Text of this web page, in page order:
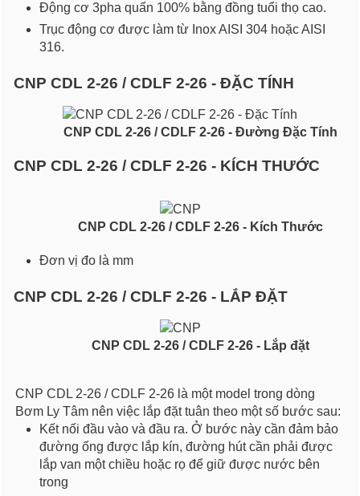
Động cơ 3pha quấn 100% bằng đồng tuổi thọ cao.
Trục động cơ được làm từ Inox AISI 304 hoặc AISI
316.
CNP CDL 2-26 / CDLF 2-26 - ĐẶC TÍNH
CNP CDL 2-26 / CDLF 2-26 - Đường Đặc Tính
CNP CDL 2-26 / CDLF 2-26 - KÍCH THƯỚC
CNP CDL 2-26 / CDLF 2-26 - Kích Thước
Đơn vị đo là mm
CNP CDL 2-26 / CDLF 2-26 - LẮP ĐẶT
CNP CDL 2-26 / CDLF 2-26 - Lắp đặt
CNP CDL 2-26 / CDLF 2-26 là một model trong dòng
Bơm Ly Tâm nên việc lắp đặt tuân theo một số bước sau:
Kết nối đầu vào và đầu ra. Ở bước này cần đảm bảo
đường ống được lắp kín, đường hút cần phải được
lắp van một chiều hoặc rọ để giữ được nước bên
trong